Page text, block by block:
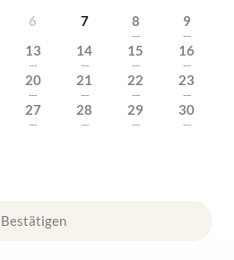
6 7 8
---
9
---
13
---
14
---
15
---
16
---
20
---
21
---
22
---
23
---
27
---
28
---
29
---
30
---
Bestätigen